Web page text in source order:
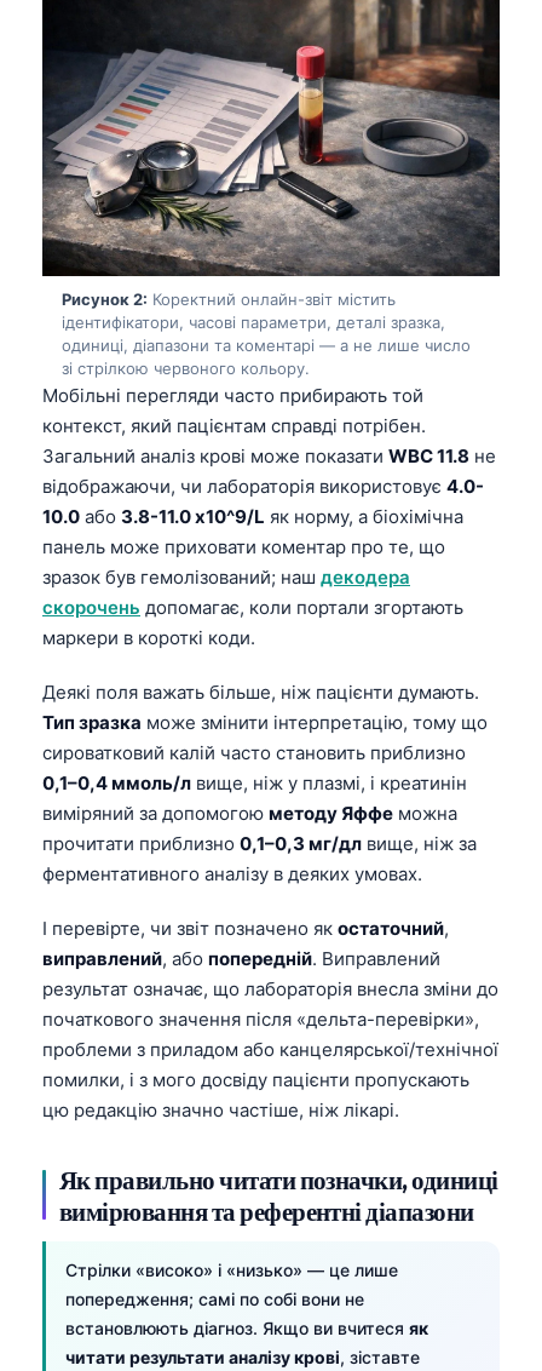
Рисунок 2: Коректний онлайн-звіт містить
ідентифікатори, часові параметри, деталі зразка,
одиниці, діапазони та коментарі — а не лише число
зі стрілкою червоного кольору.
Мобільні перегляди часто прибирають той
контекст, який пацієнтам справді потрібен.
Загальний аналіз крові може показати WBC 11.8 не
відображаючи, чи лабораторія використовує 4.0-
10.0 або 3.8-11.0 x10^9/L як норму, а біохімічна
панель може приховати коментар про те, що
зразок був гемолізований; наш декодера
скорочень допомагає, коли портали згортають
маркери в короткі коди.
Деякі поля важать більше, ніж пацієнти думають.
Тип зразка може змінити інтерпретацію, тому що
сироватковий калій часто становить приблизно
0,1–0,4 ммоль/л вище, ніж у плазмі, і креатинін
виміряний за допомогою методу Яффе можна
прочитати приблизно 0,1–0,3 мг/дл вище, ніж за
ферментативного аналізу в деяких умовах.
І перевірте, чи звіт позначено як остаточний,
виправлений, або попередній. Виправлений
результат означає, що лабораторія внесла зміни до
початкового значення після «дельта-перевірки»,
проблеми з приладом або канцелярської/технічної
помилки, і з мого досвіду пацієнти пропускають
цю редакцію значно частіше, ніж лікарі.
Як правильно читати позначки, одиниці
вимірювання та референтні діапазони
Стрілки «високо» і «низько» — це лише
попередження; самі по собі вони не
встановлюють діагноз. Якщо ви вчитеся як
читати результати аналізу крові, зіставте